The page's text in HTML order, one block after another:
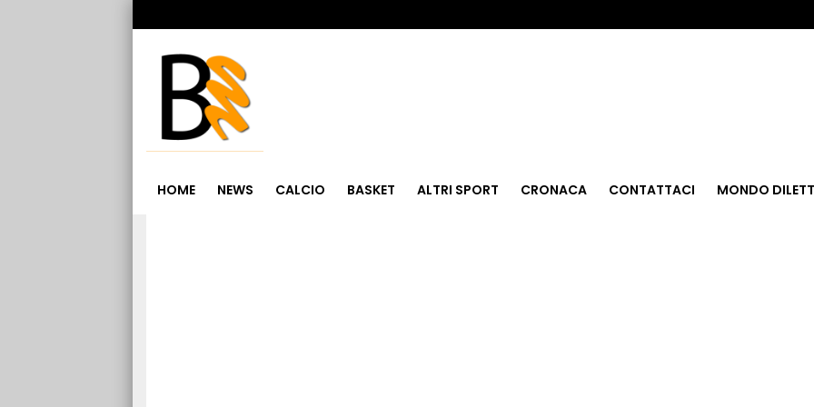
HOME NEWS CALCIO BASKET ALTRI SPORT CRONACA CONTATTACI MONDO